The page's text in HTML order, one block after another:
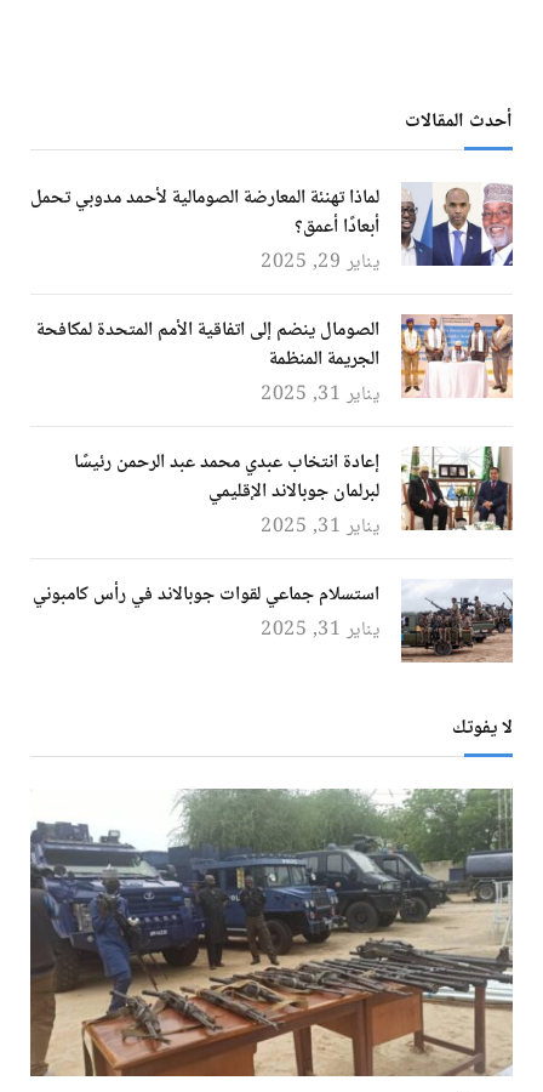
أحدث المقالات
لماذا تهنئة المعارضة الصومالية لأحمد مدوبي تحمل
أبعادًا أعمق؟
يناير 29, 2025
الصومال ينضم إلى اتفاقية الأمم المتحدة لمكافحة
الجريمة المنظمة
يناير 31, 2025
إعادة انتخاب عبدي محمد عبد الرحمن رئيسًا
لبرلمان جوبالاند الإقليمي
يناير 31, 2025
استسلام جماعي لقوات جوبالاند في رأس كامبوني
يناير 31, 2025
لا يفوتك